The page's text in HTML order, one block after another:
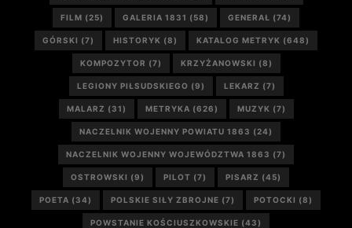
FILM (25) GALERIA 1831 (58) GENERAŁ (74)
GÓRSKI (7) HISTORYK (8) KATALOG METRYK (648)
KOMPOZYTOR (7) KRZYŻANOWSKI (8)
LEGIONY PIŁSUDSKIEGO (9) LEKARZ (7)
MALARZ (31) METRYKA (626) MUZYK (7)
NACZELNIK WOJENNY POWIATU 1863 (24)
NACZELNIK WOJENNY WOJEWÓDZTWA 1863 (7)
OSTROWSKI (9) PILOT (7) PISARZ (45)
POETA (34) POLSKIE SIŁY ZBROJNE (7) POTOCKI (8)
POWSTANIE KOŚCIUSZKOWSKIE (43)